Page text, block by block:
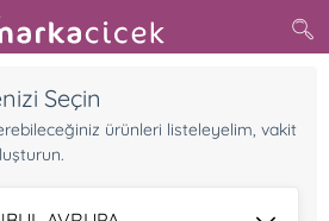
Seçin
ürünleri listeleyelim, vakit